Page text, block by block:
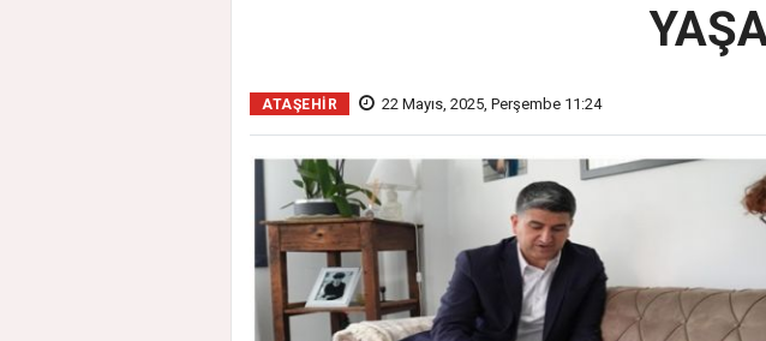
ATAŞEHİR 22 Mayıs, 2025, Perşembe 11:24